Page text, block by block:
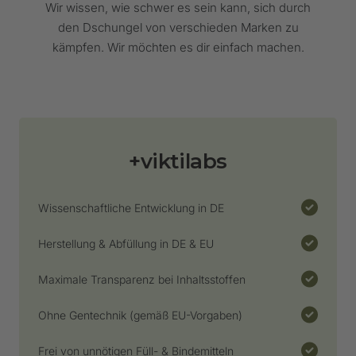
Lagerung nach HACCP-Konzept
Bio-Zertifizierung
Wir wissen, wie schwer es sein kann, sich durch
den Dschungel von verschieden Marken zu
kämpfen. Wir möchten es dir einfach machen.
+viktilabs
Wissenschaftliche Entwicklung in DE
Herstellung & Abfüllung in DE & EU
Maximale Transparenz bei Inhaltsstoffen
Ohne Gentechnik (gemäß EU-Vorgaben)
Frei von unnötigen Füll- & Bindemitteln